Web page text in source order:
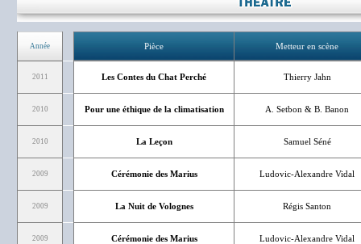
Année Pièce Metteur en scène
2011 Les Contes du Chat Perché Thierry Jahn
2010 Pour une éthique de la climatisation A. Setbon & B. Banon
2010 La Leçon Samuel Séné
2009 Cérémonie des Marius Ludovic-Alexandre Vidal
2009 La Nuit de Volognes Régis Santon
2009 Cérémonie des Marius Ludovic-Alexandre Vidal